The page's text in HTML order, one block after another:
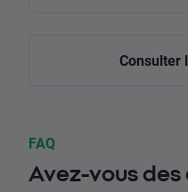
Consulter
FAQ
Avez-vous des